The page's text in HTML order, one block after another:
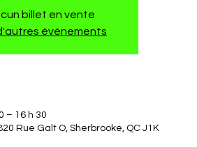
billet en vente
événements
– 16 h 30
Rue Galt O, Sherbrooke, QC J1K